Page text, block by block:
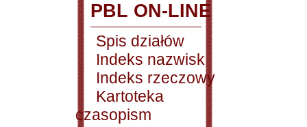
PBL ON-LINE
Spis działów
Indeks nazwisk
Indeks rzeczowy
Kartoteka
czasopism